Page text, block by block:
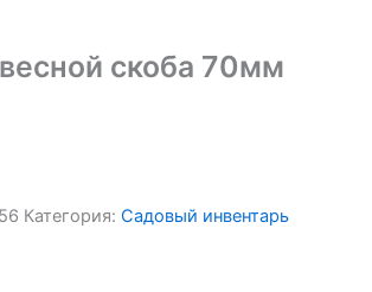
скоба 70мм
Категория: Садовый инвентарь